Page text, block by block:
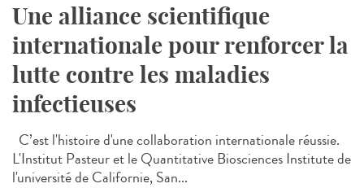
Une alliance scientifique
internationale pour renforcer la
lutte contre les maladies
infectieuses
C’est l'histoire d'une collaboration internationale réussie.
L'Institut Pasteur et le Quantitative Biosciences Institute de
l'université de Californie, San...